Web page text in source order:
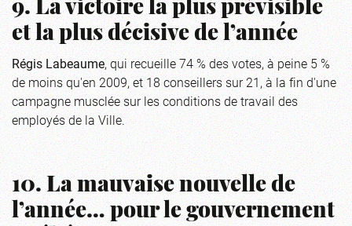
9. La victoire la plus prévisible
et la plus décisive de l’année
Régis Labeaume, qui recueille 74 % des votes, à peine 5 %
de moins qu'en 2009, et 18 conseillers sur 21, à la fin d'une
campagne musclée sur les conditions de travail des
employés de la Ville.
10. La mauvaise nouvelle de
l’année… pour le gouvernement